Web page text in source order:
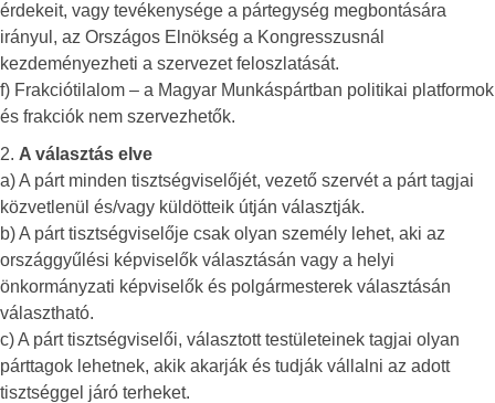
érdekeit, vagy tevékenysége a pártegység megbontására
irányul, az Országos Elnökség a Kongresszusnál
kezdeményezheti a szervezet feloszlatását.
f) Frakciótilalom – a Magyar Munkáspártban politikai platformok
és frakciók nem szervezhetők.
2. A választás elve
a) A párt minden tisztségviselőjét, vezető szervét a párt tagjai
közvetlenül és/vagy küldötteik útján választják.
b) A párt tisztségviselője csak olyan személy lehet, aki az
országgyűlési képviselők választásán vagy a helyi
önkormányzati képviselők és polgármesterek választásán
választható.
c) A párt tisztségviselői, választott testületeinek tagjai olyan
párttagok lehetnek, akik akarják és tudják vállalni az adott
tisztséggel járó terheket.